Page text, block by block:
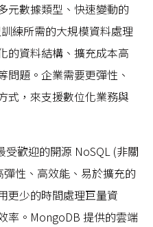
元數據類型、快速變動的
練所需的大規模資料處理
的資料結構、擴充成本高
問題。企業需要更彈性、
式，來支援數位化業務與
受歡迎的開源 NoSQL (非關
性、高效能、易於擴充的
更少的時間處理巨量資
率。MongoDB 提供的雲端